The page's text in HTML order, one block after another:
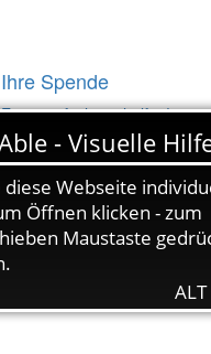
Ihre Spende
Es ist einfach, zu helfen!